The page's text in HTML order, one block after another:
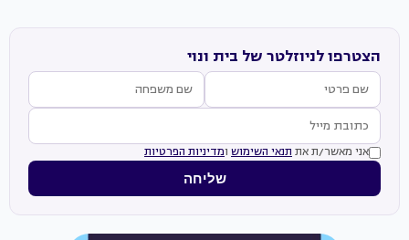
הצטרפו לניוזלטר של בית ונוי
אני מאשר/ת את תנאי השימוש ומדיניות הפרטיות
שליחה